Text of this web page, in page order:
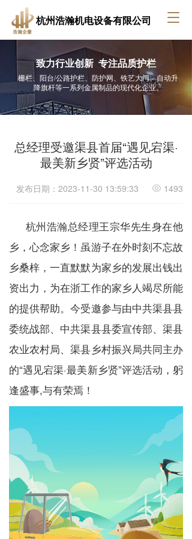
T
g
g
e
n
v
a
o
杭州浩瀚机电设备有限公司
致力行业创新  专注品质护栏
栅栏、阳台/公路护栏、防护网、铁艺大门、自动升
降旗杆等一系列金属制品的现代化企业。
总经理受邀渠县首届“遇见宕渠·
最美新乡贤”评选活动
发布日期：2023-11-30 13:59:33 1493
杭州浩瀚总经理王宗华先生身在他
乡，心念家乡！虽游子在外时刻不忘故
乡桑梓，一直默默为家乡的发展出钱出
资出力，为在浙工作的家乡人竭尽所能
的提供帮助。今受邀参与由中共渠县县
委统战部、中共渠县县委宣传部、渠县
农业农村局、渠县乡村振兴局共同主办
的“遇见宕渠·最美新乡贤”评选活动，躬
逢盛事,与有荣焉！